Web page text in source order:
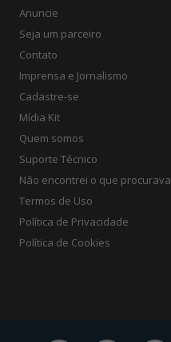
Anuncie
Seja um parceiro
Contato
Imprensa e Jornalismo
Cadastre-se
Mídia Kit
Quem somos
Suporte Técnico
Não encontrei o que procurava
Termos de Uso
Política de Privacidade
Política de Cookies